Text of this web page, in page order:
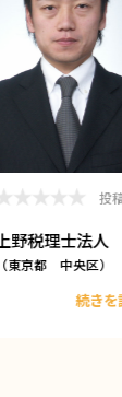
投
上野税理士法人
（東京都 中央区）
続きを